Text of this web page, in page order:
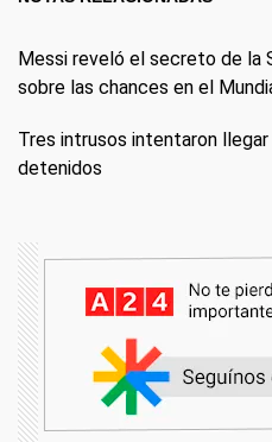
Messi reveló el secreto de la
sobre las chances en el
Tres intrusos intentaron
detenidos